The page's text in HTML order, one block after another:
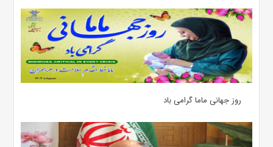
روز جهانی ماما گرامی باد